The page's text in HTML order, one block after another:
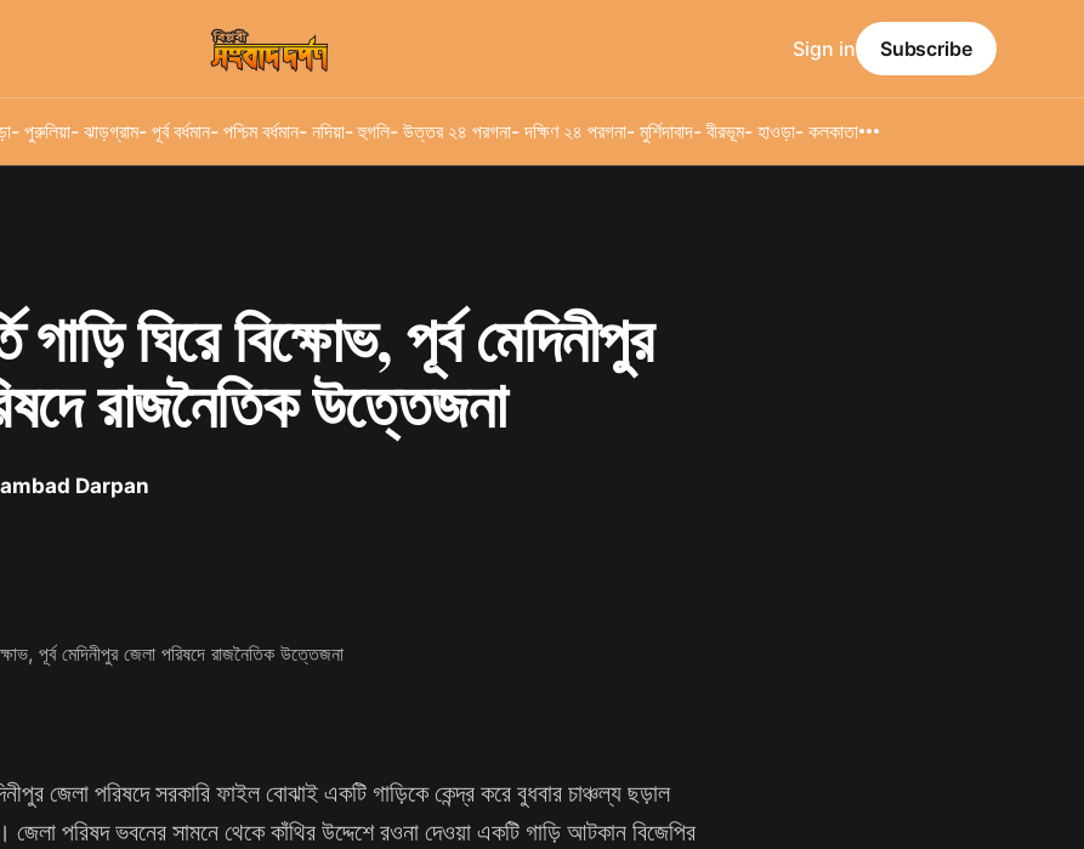
- পুরুলিয়া- ঝাড়গ্রাম- পূর্ব বর্ধমান- পশ্চিম বর্ধমান- নদিয়া- হুগলি- উত্তর ২৪ পরগনা- দক্ষিণ ২৪ পরগনা- মুর্শিদাবাদ- বীরভূম- হাওড়া- কলকাতা
Sign in Subscribe
গাড়ি ঘিরে বিক্ষোভ, পূর্ব মেদিনীপুর
রাজনৈতিক উত্তেজনা
Darpan
জেলা পরিষদে সরকারি ফাইল বোঝাই একটি গাড়িকে কেন্দ্র করে বুধবার চাঞ্চল্য ছড়াল
পরিষদ ভবনের সামনে থেকে কাঁথির উদ্দেশে রওনা দেওয়া একটি গাড়ি আটকান বিজেপির